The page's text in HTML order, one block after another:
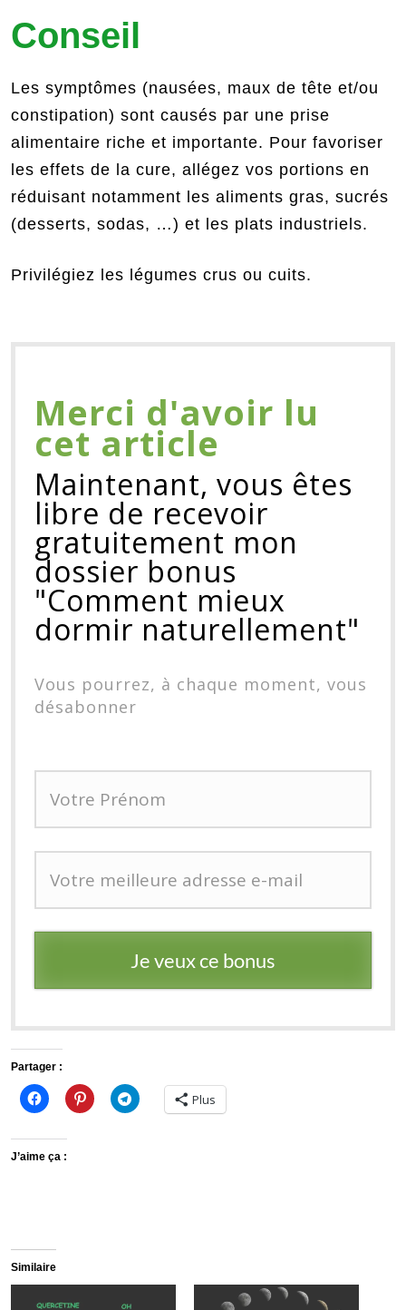
Conseil
Les symptômes (nausées, maux de tête et/ou
constipation) sont causés par une prise
alimentaire riche et importante. Pour favoriser
les effets de la cure, allégez vos portions en
réduisant notamment les aliments gras, sucrés
(desserts, sodas, …) et les plats industriels.
Privilégiez les légumes crus ou cuits.
Merci d'avoir lu
cet article
Maintenant, vous êtes
libre de recevoir
gratuitement mon
dossier bonus
"Comment mieux
dormir naturellement"
Vous pourrez, à chaque moment, vous
désabonner
Je veux ce bonus
Partager :
Plus
J’aime ça :
Similaire